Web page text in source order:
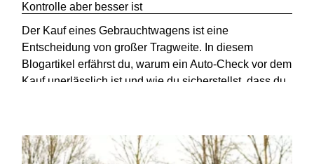
Kontrolle aber besser ist
Der Kauf eines Gebrauchtwagens ist eine
Entscheidung von großer Tragweite. In diesem
Blogartikel erfährst du, warum ein Auto-Check vor dem
Kauf unerlässlich ist und wie du sicherstellst, dass du